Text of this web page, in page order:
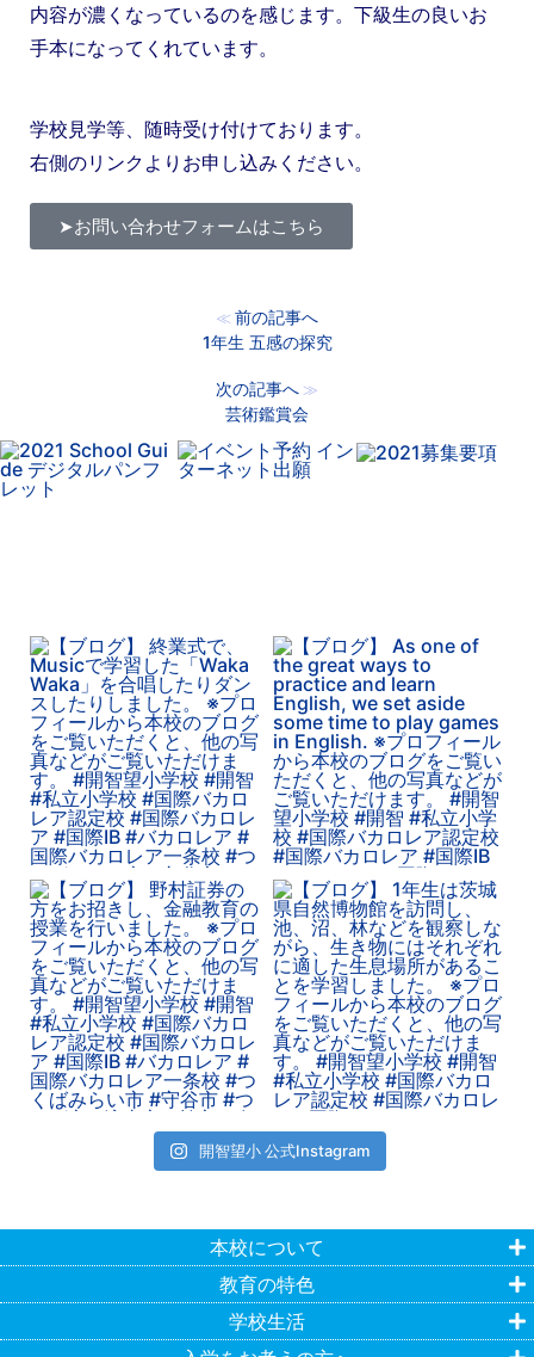
内容が濃くなっているのを感じます。下級生の良いお
手本になってくれています。
学校見学等、随時受け付けております。
右側のリンクよりお申し込みください。
➤お問い合わせフォームはこちら
≪ 前の記事へ
1年生 五感の探究
次の記事へ ≫
芸術鑑賞会
開智望小 公式Instagram
本校について
教育の特色
学校生活